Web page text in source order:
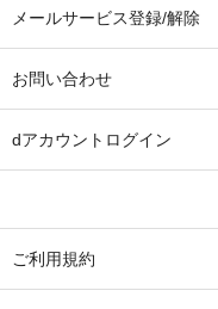
メールサービス登録/解除
お問い合わせ
dアカウントログイン
ご利用規約